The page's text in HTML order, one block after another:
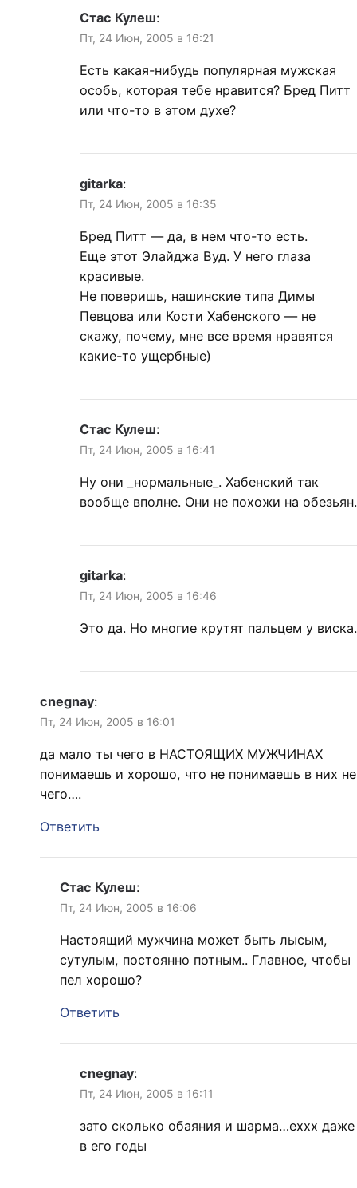
Стас Кулеш:
Пт, 24 Июн, 2005 в 16:21
Есть какая-нибудь популярная мужская
особь, которая тебе нравится? Бред Питт
или что-то в этом духе?
gitarka:
Пт, 24 Июн, 2005 в 16:35
Бред Питт — да, в нем что-то есть.
Еще этот Элайджа Вуд. У него глаза
красивые.
Не поверишь, нашинские типа Димы
Певцова или Кости Хабенского — не
скажу, почему, мне все время нравятся
какие-то ущербные)
Стас Кулеш:
Пт, 24 Июн, 2005 в 16:41
Ну они _нормальные_. Хабенский так
вообще вполне. Они не похожи на обезьян.
gitarka:
Пт, 24 Июн, 2005 в 16:46
Это да. Но многие крутят пальцем у виска.
cnegnay:
Пт, 24 Июн, 2005 в 16:01
да мало ты чего в НАСТОЯЩИХ МУЖЧИНАХ
понимаешь и хорошо, что не понимаешь в них не
чего….
Ответить
Стас Кулеш:
Пт, 24 Июн, 2005 в 16:06
Настоящий мужчина может быть лысым,
сутулым, постоянно потным.. Главное, чтобы
пел хорошо?
Ответить
cnegnay:
Пт, 24 Июн, 2005 в 16:11
зато сколько обаяния и шарма…еххх даже
в его годы